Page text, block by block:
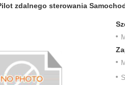
zdalnego sterowania